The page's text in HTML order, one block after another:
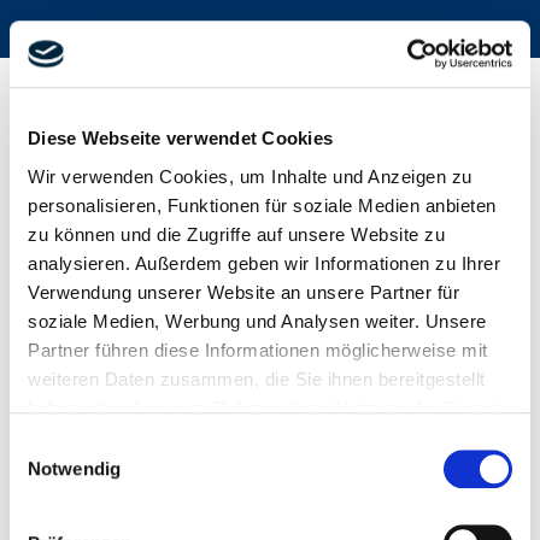
Diese Webseite verwendet Cookies
Wir verwenden Cookies, um Inhalte und Anzeigen zu
personalisieren, Funktionen für soziale Medien anbieten
zu können und die Zugriffe auf unsere Website zu
analysieren. Außerdem geben wir Informationen zu Ihrer
Verwendung unserer Website an unsere Partner für
soziale Medien, Werbung und Analysen weiter. Unsere
Partner führen diese Informationen möglicherweise mit
weiteren Daten zusammen, die Sie ihnen bereitgestellt
Ihre Einwilligung trifft auf die folgenden Domains zu:
ludwig-freytag.de, freytag-vdlinde.de, franz-wickel.de,
Notwendig
JOBS BEI LUDWIG FREYTAG
Finden Sie hier alle Freytags-Jobs und die für Sie
passende Stelle oder bewerben Sie sich initiativ bei
uns für den Start Ihrer Freytagskarriere – schnell
und einfach über unser Online-
Bewerbungsformular.
Wir werden Sie in Kürze kontaktieren.